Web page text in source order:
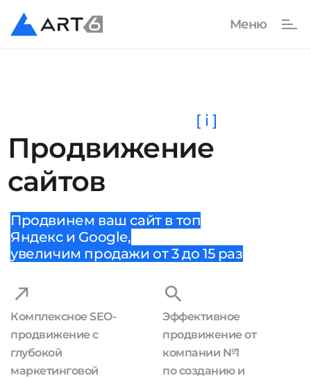
Продвижение
сайтов
[ i ]
Продвинем ваш сайт в топ
Яндекс и Google,
увеличим продажи от 3 до 15 раз
Комплексное SEO-
продвижение с
глубокой
маркетинговой
Эффективное
продвижение от
компании №1
по созданию и